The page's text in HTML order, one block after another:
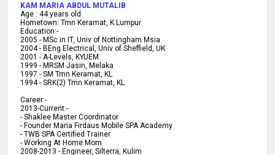
KAM MARIA ABDUL MUTALIB
Age : 44 years old
Hometown: Tmn Keramat, K.Lumpur
Education:-
2005 - MSc in IT, Univ of Nottingham Msia
2004 -BEng Electrical, Univ of Sheffield, UK
2001 - A-Levels, KYUEM
1999 -MRSM Jasin, Melaka
1997 -SM Tmn Keramat, KL
1994 -SRK(2) Tmn Keramat, KL
Career:-
2013-Current:-
- Shaklee Master Coordinator
- Founder Maria Firdaus Mobile SPA Academy
- TWB SPA Certified Trainer
- Working At Home Mom
2008-2013 - Engineer, Silterra, Kulim